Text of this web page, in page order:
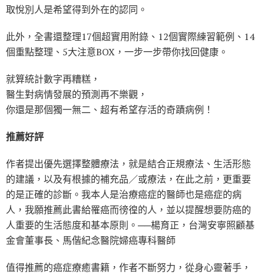
取悅別人是希望得到外在的認同。
此外，全書還整理17個超實用附錄、12個實際練習範例、14
個重點整理、5大注意BOX，一步一步帶你找回健康。
就算統計數字再糟糕，
醫生對病情發展的預測再不樂觀，
你還是那個獨一無二、超有希望存活的奇蹟病例！
推薦好評
作者提出優先選擇整體療法，就是結合正規療法、生活形態
的建議，以及有根據的補充品／或療法，在此之前，更重要
的是正確的診斷。我本人是治療癌症的醫師也是癌症的病
人，我願推薦此書給罹癌而徬徨的人，並以提醒想要防癌的
人重要的生活態度和基本原則。──楊育正，台灣安寧照顧基
金會董事長、馬偕紀念醫院婦癌專科醫師
值得推薦的癌症療癒書籍，作者不斷努力，從身心靈著手，